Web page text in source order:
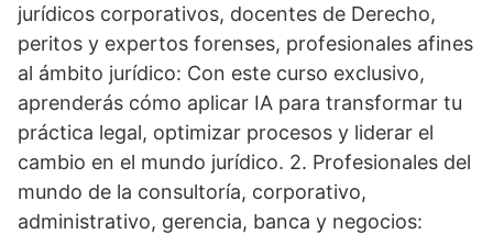
jurídicos corporativos, docentes de Derecho,
peritos y expertos forenses, profesionales afines
al ámbito jurídico: Con este curso exclusivo,
aprenderás cómo aplicar IA para transformar tu
práctica legal, optimizar procesos y liderar el
cambio en el mundo jurídico. 2. Profesionales del
mundo de la consultoría, corporativo,
administrativo, gerencia, banca y negocios: